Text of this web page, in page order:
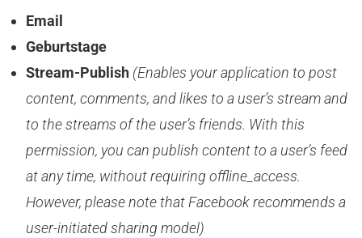
Email
Geburtstage
Stream-Publish (Enables your application to post
content, comments, and likes to a user’s stream and
to the streams of the user’s friends. With this
permission, you can publish content to a user’s feed
at any time, without requiring offline_access.
However, please note that Facebook recommends a
user-initiated sharing model)